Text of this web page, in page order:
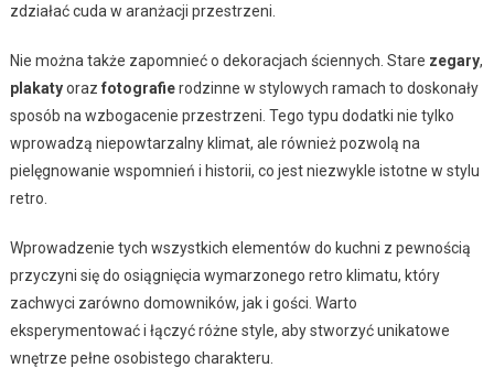
zdziałać cuda w aranżacji przestrzeni.
Nie można także zapomnieć o dekoracjach ściennych. Stare zegary,
plakatyoraz fotografierodzinne w stylowych ramach to doskonały
sposób na wzbogacenie przestrzeni. Tego typu dodatki nie tylko
wprowadzą niepowtarzalny klimat, ale również pozwolą na
pielęgnowanie wspomnień i historii, co jest niezwykle istotne w stylu
retro.
Wprowadzenie tych wszystkich elementów do kuchni z pewnością
przyczyni się do osiągnięcia wymarzonego retro klimatu, który
zachwyci zarówno domowników, jak i gości. Warto
eksperymentować i łączyć różne style, aby stworzyć unikatowe
wnętrze pełne osobistego charakteru.